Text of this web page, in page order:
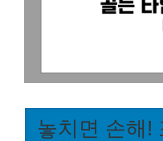
놓치면 손해!